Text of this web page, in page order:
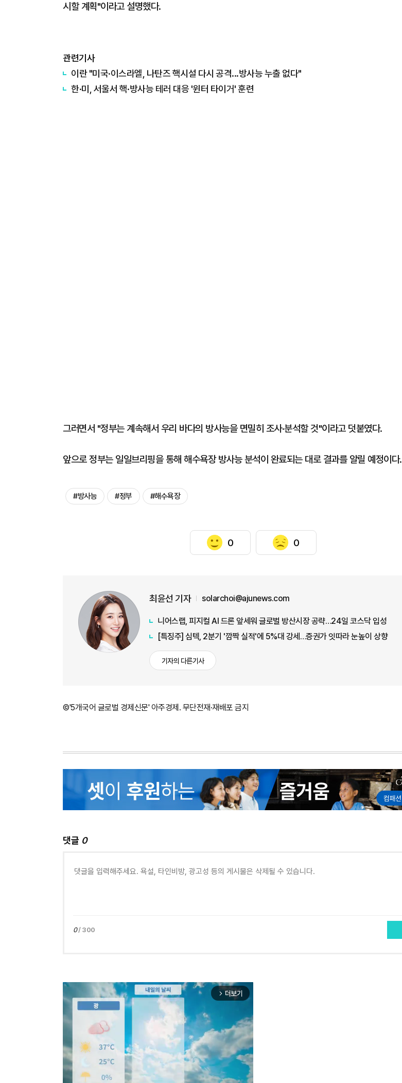
시할 계획"이라고 설명했다.
관련기사
이란 "미국·이스라엘, 나탄즈 핵시설 다시 공격...방사능 누출 없다"
한·미, 서울서 핵·방사능 테러 대응 '윈터 타이거' 훈련
그러면서 "정부는 계속해서 우리 바다의 방사능을 면밀히 조사·분석할 것"이라고 덧붙였다.
앞으로 정부는 일일브리핑을 통해 해수욕장 방사능 분석이 완료되는 대로 결과를 알릴 예정이다.
#방사능 #정부 #해수욕장
0 0
최윤선 기자 solarchoi@ajunews.com
니어스랩, 피지컬 AI 드론 앞세워 글로벌 방산시장 공략…24일 코스닥 입성
[특징주] 심텍, 2분기 '깜짝 실적'에 5%대 강세…증권가 잇따라 눈높이 상향
기자의 다른기사
©'5개국어 글로벌 경제신문' 아주경제. 무단전재·재배포 금지
댓글 0
0/ 300
arrow_forward_ios 더보기